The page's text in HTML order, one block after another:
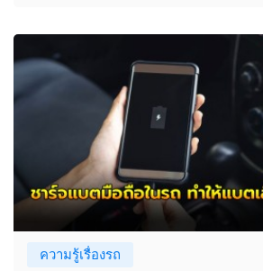
ความรู้เรื่องรถ